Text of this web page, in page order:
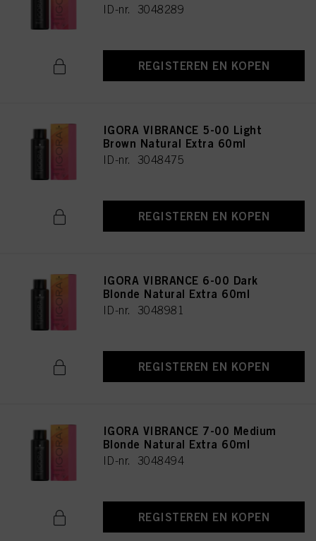
ID-nr. 3048289
REGISTEREN EN KOPEN
IGORA VIBRANCE 5-00 Light
Brown Natural Extra 60ml
ID-nr. 3048475
REGISTEREN EN KOPEN
IGORA VIBRANCE 6-00 Dark
Blonde Natural Extra 60ml
ID-nr. 3048981
REGISTEREN EN KOPEN
IGORA VIBRANCE 7-00 Medium
Blonde Natural Extra 60ml
ID-nr. 3048494
REGISTEREN EN KOPEN